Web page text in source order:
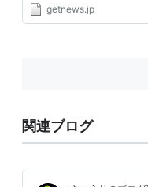
getnews.jp
関連ブログ